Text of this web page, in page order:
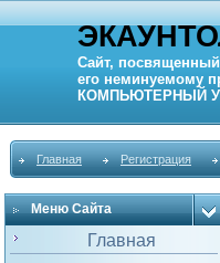
Сайт,
его неминуемому
КОМПЬЮТЕРНЫЙ
Главная Регистрация
Меню Сайта
Главная